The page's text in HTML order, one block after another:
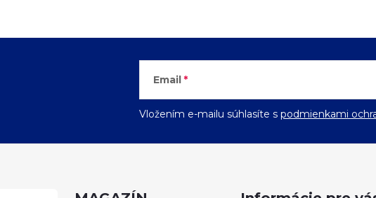
Email
Vložením e-mailu súhlasíte s podmienkami